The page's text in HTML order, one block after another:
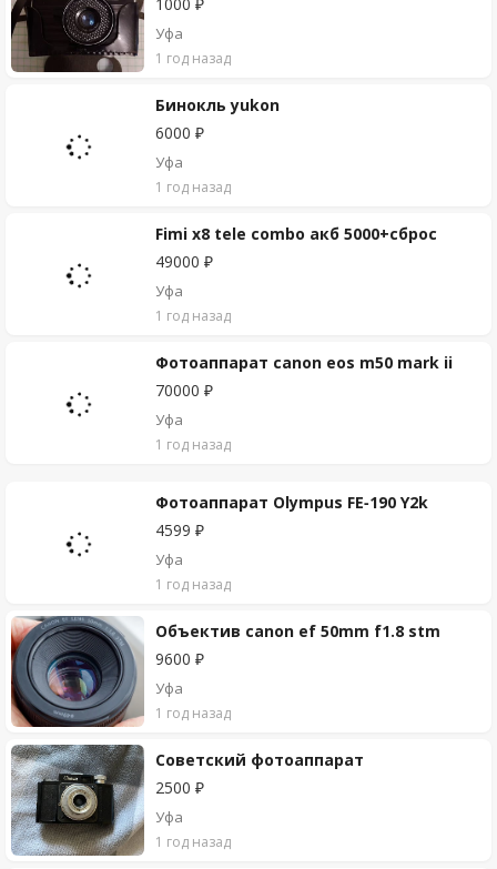
Уфа
1 год назад
Бинокль yukon
6000 ₽
Уфа
1 год назад
Fimi x8 tele combo акб 5000+сброс
49000 ₽
Уфа
1 год назад
Фотоаппарат canon eos m50 mark ii
70000 ₽
Уфа
1 год назад
Фотоаппарат Olympus FE-190 Y2k
4599 ₽
Уфа
1 год назад
Объектив canon ef 50mm f1.8 stm
9600 ₽
Уфа
1 год назад
Советский фотоаппарат
2500 ₽
Уфа
1 год назад